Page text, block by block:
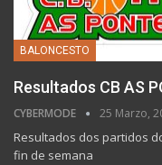
BALONCESTO
Resultados CB AS
CYBERMODE 25 Marzo,
Resultados dos partidos
fin de semana